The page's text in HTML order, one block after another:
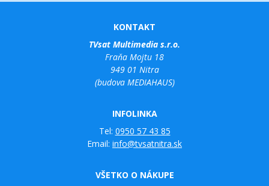
KONTAKT
TVsat Multimedia s.r.o.
Fraňa Mojtu 18
949 01 Nitra
(budova MEDIAHAUS)
INFOLINKA
Tel: 0950 57 43 85
Email: info@tvsatnitra.sk
VŠETKO O NÁKUPE